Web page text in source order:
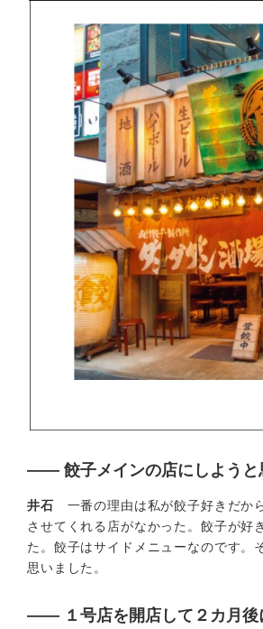
―― 餃子メインの店にしようと
井石 一番の理由は私が餃子好きだか
させてくれる店がなかった。餃子が好
た。餃子はサイドメニューなのです。
思いました。
―― １号店を開店して２カ月後